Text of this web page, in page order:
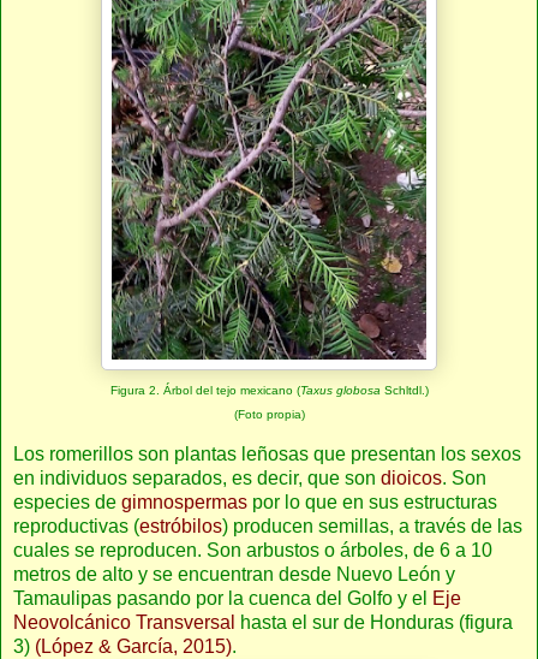
Figura 2. Árbol del tejo mexicano (Taxus globosa Schltdl.)
(Foto propia)
Los romerillos son plantas leñosas que presentan los sexos
en individuos separados, es decir, que son dioicos. Son
especies de gimnospermas por lo que en sus estructuras
reproductivas (estróbilos) producen semillas, a través de las
cuales se reproducen. Son arbustos o árboles, de 6 a 10
metros de alto y se encuentran desde Nuevo León y
Tamaulipas pasando por la cuenca del Golfo y el Eje
Neovolcánico Transversal
hasta el sur de Honduras (figura
3) (López & García, 2015).